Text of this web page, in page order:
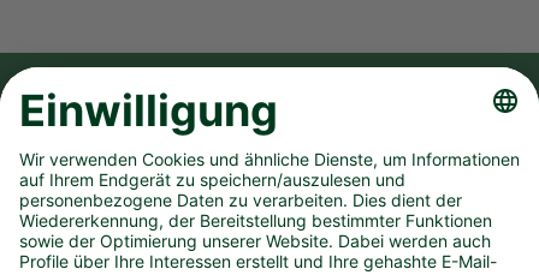
FOLGE UNS AUF
UNSER UNTERNEHMEN
SPIELANGEBOT